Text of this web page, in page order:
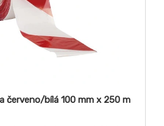
červeno/bílá 100 mm x 250 m